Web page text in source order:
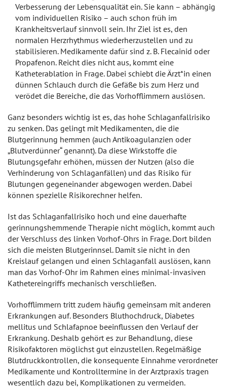
Verbesserung der Lebensqualität ein. Sie kann – abhängig
vom individuellen Risiko – auch schon früh im
Krankheitsverlauf sinnvoll sein. Ihr Ziel ist es, den
normalen Herzrhythmus wiederherzustellen und zu
stabilisieren. Medikamente dafür sind z. B. Flecainid oder
Propafenon. Reicht dies nicht aus, kommt eine
Katheterablation in Frage. Dabei schiebt die Ärzt*in einen
dünnen Schlauch durch die Gefäße bis zum Herz und
verödet die Bereiche, die das Vorhofflimmern auslösen.
Ganz besonders wichtig ist es, das hohe Schlaganfallrisiko
zu senken. Das gelingt mit Medikamenten, die die
Blutgerinnung hemmen (auch Antikoagulanzien oder
„Blutverdünner“ genannt). Da diese Wirkstoffe die
Blutungsgefahr erhöhen, müssen der Nutzen (also die
Verhinderung von Schlaganfällen) und das Risiko für
Blutungen gegeneinander abgewogen werden. Dabei
können spezielle Risikorechner helfen.
Ist das Schlaganfallrisiko hoch und eine dauerhafte
gerinnungshemmende Therapie nicht möglich, kommt auch
der Verschluss des linken Vorhof-Ohrs in Frage. Dort bilden
sich die meisten Blutgerinnsel. Damit sie nicht in den
Kreislauf gelangen und einen Schlaganfall auslösen, kann
man das Vorhof-Ohr im Rahmen eines minimal-invasiven
Kathetereingriffs mechanisch verschließen.
Vorhofflimmern tritt zudem häufig gemeinsam mit anderen
Erkrankungen auf. Besonders Bluthochdruck, Diabetes
mellitus und Schlafapnoe beeinflussen den Verlauf der
Erkrankung. Deshalb gehört es zur Behandlung, diese
Risikofaktoren möglichst gut einzustellen. Regelmäßige
Blutdruckkontrollen, die konsequente Einnahme verordneter
Medikamente und Kontrolltermine in der Arztpraxis tragen
wesentlich dazu bei, Komplikationen zu vermeiden.